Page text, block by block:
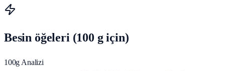
Besin öğeleri (100 g için)
100g Analizi